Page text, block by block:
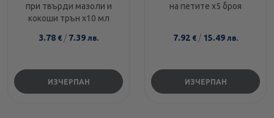
при твърди мазоли и
кокоши трън х10 мл
3.78 € / 7.39 лв.
ИЗЧЕРПАН
на петите х5 броя
7.92 € / 15.49 лв.
ИЗЧЕРПАН